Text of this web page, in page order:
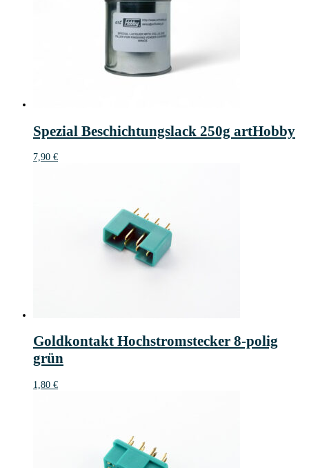
Spezial Beschichtungslack 250g artHobby
7,90 €
Goldkontakt Hochstromstecker 8-polig
grün
1,80 €